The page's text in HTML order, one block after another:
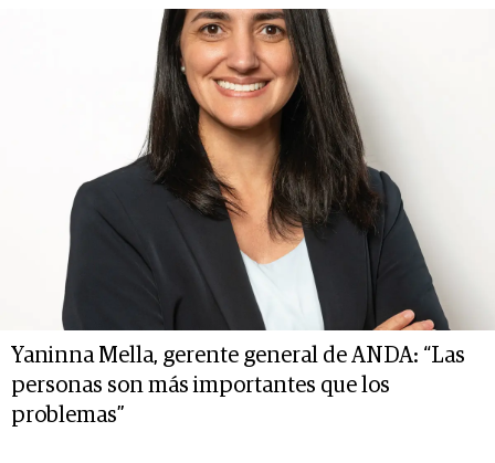
Yaninna Mella, gerente general de ANDA: “Las
personas son más importantes que los
problemas”